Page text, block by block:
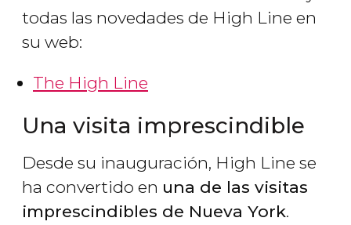
todas las novedades de High Line en
su web:
The High Line
Una visita imprescindible
Desde su inauguración, High Line se
ha convertido en una de las visitas
imprescindibles de Nueva York.